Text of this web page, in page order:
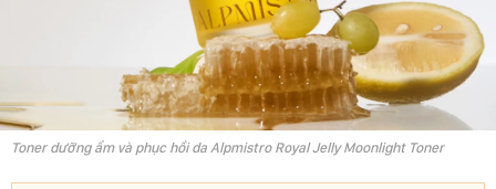
Toner dưỡng ẩm và phục hồi da Alpmistro Royal Jelly Moonlight Toner